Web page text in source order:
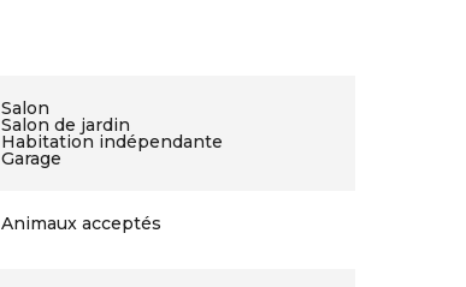
Salon
Salon de jardin
Habitation indépendante
Garage
Animaux acceptés